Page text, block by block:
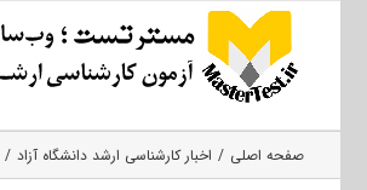
صفحه اصلی اخبار کارشناسی ارشد دانشگاه آزاد